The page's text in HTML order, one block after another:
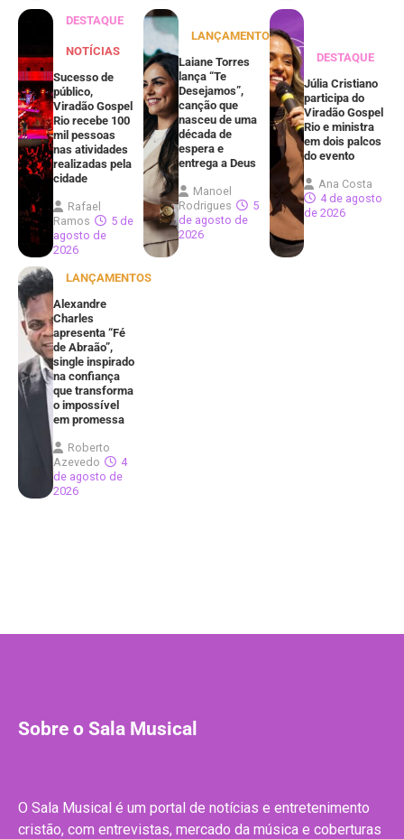
DESTAQUE
NOTÍCIAS
Sucesso de
público,
Viradão Gospel
Rio recebe 100
mil pessoas
nas atividades
realizadas pela
cidade
Rafael
Ramos
5 de
agosto de
2026
LANÇAMENTOS
Laiane Torres
lança “Te
Desejamos”,
canção que
nasceu de uma
década de
espera e
entrega a Deus
Manoel
Rodrigues
5
de agosto de
2026
DESTAQUE
Júlia Cristiano
participa do
Viradão Gospel
Rio e ministra
em dois palcos
do evento
Ana Costa
4 de agosto
de 2026
LANÇAMENTOS
Alexandre
Charles
apresenta “Fé
de Abraão”,
single inspirado
na confiança
que transforma
o impossível
em promessa
Roberto
Azevedo
4
de agosto de
2026
Sobre o Sala Musical
O Sala Musical é um portal de notícias e entretenimento
cristão, com entrevistas, mercado da música e coberturas